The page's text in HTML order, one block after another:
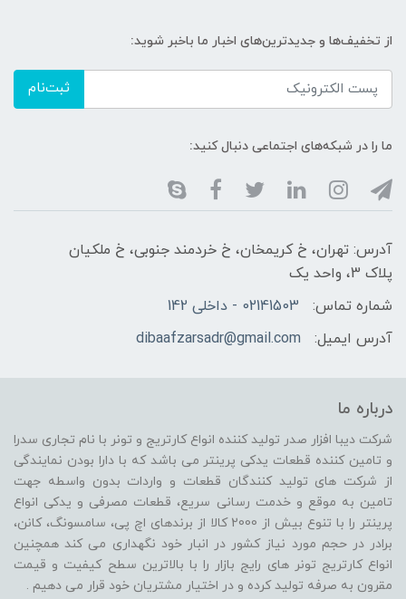
از تخفیف‌ها و جدیدترین‌های اخبار ما باخبر شوید:
ثبت‌نام
ما را در شبکه‌های اجتماعی دنبال کنید:
آدرس: تهران، خ کریمخان، خ خردمند جنوبی، خ ملکیان
پلاک 3، واحد یک
شماره تماس:
02141503 - داخلی 142
آدرس ایمیل:
dibaafzarsadr@gmail.com
درباره ما
شرکت دیبا افزار صدر تولید کننده انواع کارتریج و تونر با نام تجاری سدرا
و تامین کننده قطعات یدکی پرینتر می باشد که با دارا بودن نمایندگی
از شرکت های تولید کنندگان قطعات و واردات بدون واسطه جهت
تامین به موقع و خدمت رسانی سریع، قطعات مصرفی و یدکی انواع
پرینتر را با تنوع بیش از 2000 کالا از برندهای اچ پی، سامسونگ، کانن،
برادر در حجم مورد نیاز کشور در انبار خود نگهداری می کند همچنین
انواع کارتریج تونر های رایج بازار را با بالاترین سطح کیفیت و قیمت
مقرون به صرفه تولید کرده و در اختیار مشتریان خود قرار می دهیم .